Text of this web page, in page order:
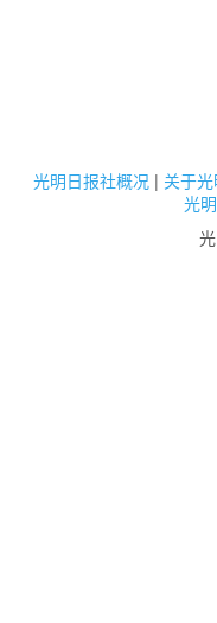
光明日报社概况 | 关于
光